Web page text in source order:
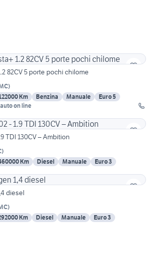
82CV 5 porte pochi chilome
)
Km Benzina Manuale
Euro 5
on line
TDI 130CV – Ambition
)
Km Diesel Manuale
Euro 3
diesel
)
Km Diesel Manuale Euro 3